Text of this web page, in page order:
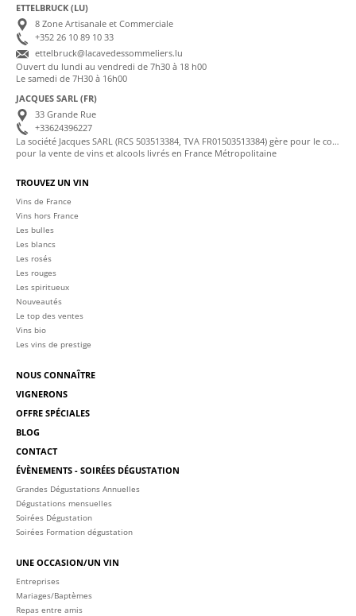
ETTELBRUCK (LU)
8 Zone Artisanale et Commerciale
+352 26 10 89 10 33
ettelbruck@lacavedessommeliers.lu
Ouvert du lundi au vendredi de 7h30 à 18 h00
Le samedi de 7H30 à 16h00
JACQUES SARL (FR)
33 Grande Rue
+33624396227
La société Jacques SARL (RCS 503513384, TVA FR01503513384) gère pour le compte de La Cave des Sommeliers les transactions bancaires et la facturation
pour la vente de vins et alcools livrés en France Métropolitaine
TROUVEZ UN VIN
Vins de France
Vins hors France
Les bulles
Les blancs
Les rosés
Les rouges
Les spiritueux
Nouveautés
Le top des ventes
Vins bio
Les vins de prestige
NOUS CONNAÎTRE
VIGNERONS
OFFRE SPÉCIALES
BLOG
CONTACT
ÉVÈNEMENTS - SOIRÉES DÉGUSTATION
Grandes Dégustations Annuelles
Dégustations mensuelles
Soirées Dégustation
Soirées Formation dégustation
UNE OCCASION/UN VIN
Entreprises
Mariages/Baptèmes
Repas entre amis